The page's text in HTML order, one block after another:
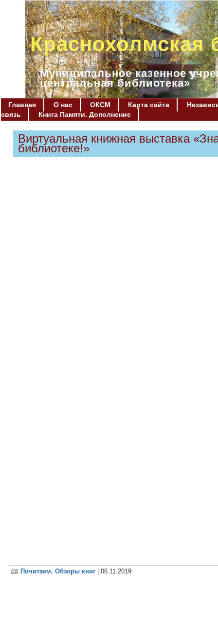
Краснохолмская
Муниципальное казенное
центральная библиотека»
Главная О нас ОКСМ Карта сайта
связь
Книга Памяти. Дополнение
Виртуальная книжная выставка
библиотеке!»
Почитаем. Обзоры книг | 06.11.2019